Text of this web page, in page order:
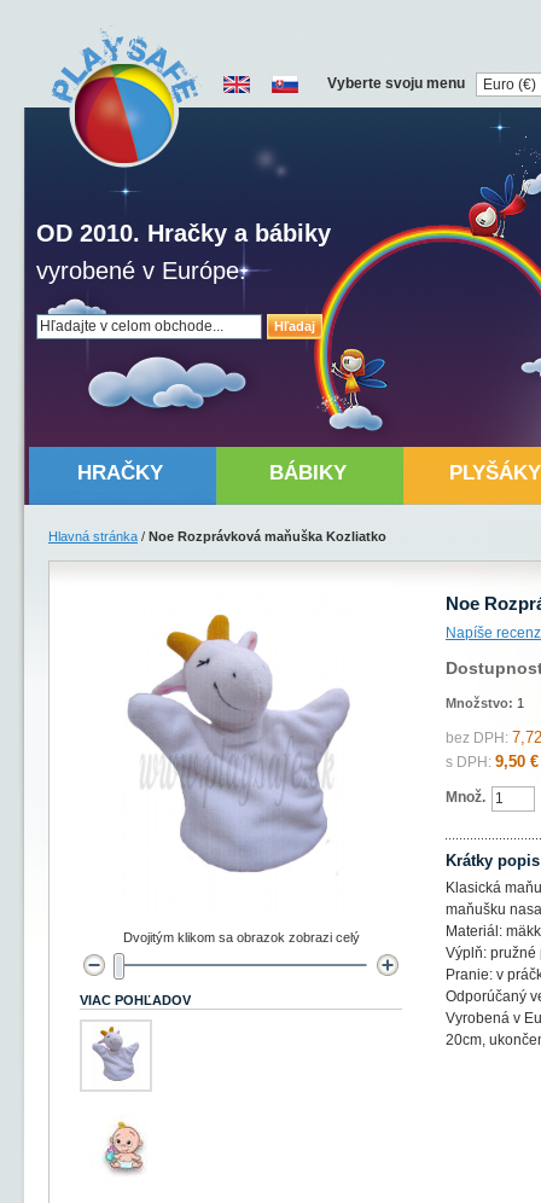
Hľadaj
OD 2010. Hračky a bábiky
vyrobené v Európe.
Vyberte svoju menu
HRAČKY BÁBIKY PLYŠÁKY
Hlavná stránka / Noe Rozprávková maňuška Kozliatko
Noe
Napíše
Množstvo: 1
bez DPH:
s DPH: 9,50 €
Množ.
Krátky popis
Klasická
maňušku
Materiál:
Výplň: pružné
Pranie: v
Odporúčaný
Vyrobená v
20cm,
Dvojitým klikom sa obrazok zobrazi celý
VIAC POHĽADOV